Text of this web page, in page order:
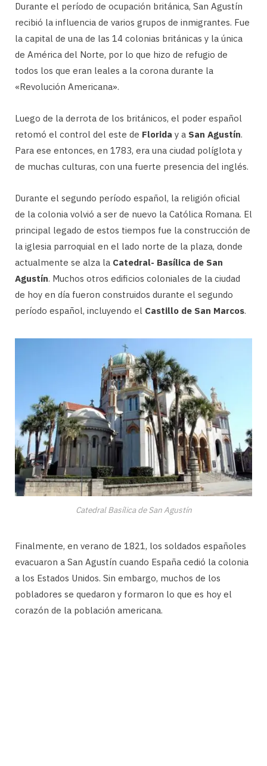
Durante el período de ocupación británica, San Agustín
recibió la influencia de varios grupos de inmigrantes. Fue
la capital de una de las 14 colonias británicas y la única
de América del Norte, por lo que hizo de refugio de
todos los que eran leales a la corona durante la
«Revolución Americana».
Luego de la derrota de los británicos, el poder español
retomó el control del este de Florida y a San Agustín.
Para ese entonces, en 1783, era una ciudad políglota y
de muchas culturas, con una fuerte presencia del inglés.
Durante el segundo período español, la religión oficial
de la colonia volvió a ser de nuevo la Católica Romana. El
principal legado de estos tiempos fue la construcción de
la iglesia parroquial en el lado norte de la plaza, donde
actualmente se alza la Catedral- Basílica de San
Agustín. Muchos otros edificios coloniales de la ciudad
de hoy en día fueron construidos durante el segundo
período español, incluyendo el Castillo de San Marcos.
Catedral Basílica de San Agustín
Finalmente, en verano de 1821, los soldados españoles
evacuaron a San Agustín cuando España cedió la colonia
a los Estados Unidos. Sin embargo, muchos de los
pobladores se quedaron y formaron lo que es hoy el
corazón de la población americana.